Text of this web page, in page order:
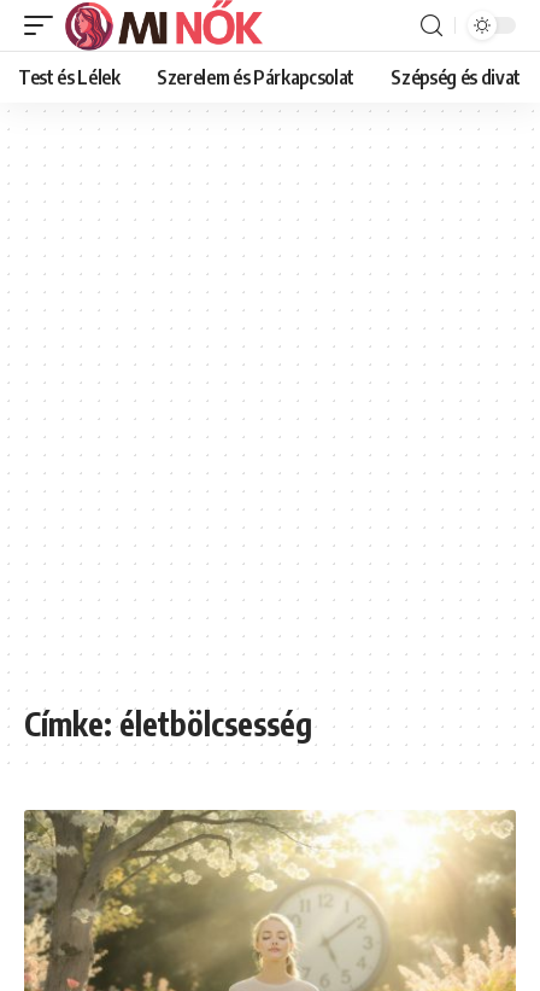
Test és Lélek Szerelem és Párkapcsolat Szépség és divat
Címke:életbölcsesség